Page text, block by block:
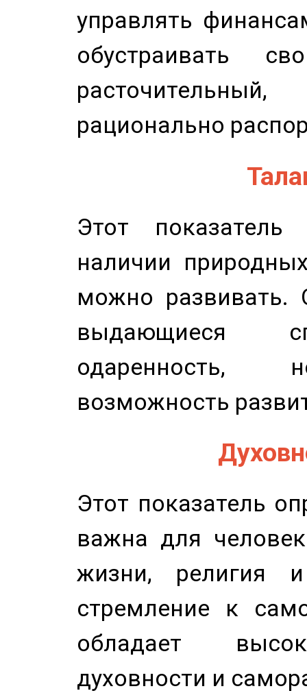
управлять
обустраивать
рационально
Этот показатель
наличии
можно развивать.
выдающиеся
одаренность,
возможность
Этот показатель
важна для
жизни, религия
стремление к
обладает
духовности и